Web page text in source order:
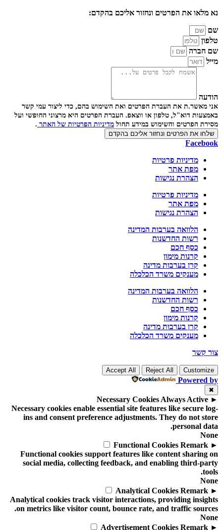
נא מלאו את הפרטים ונחזור אליכם בהקדם:
שם
טלפון
שם חברה
מייל
הודעה
אני מאשר.ת את העברת הפרטים ואת השימוש בהם, כדי ליצור עמי קשר
באמצעות דוא"ל, טלפון או ווצאפ. העברת הפרטים היא מרצוני החופשי ועל
מסירת הפרטים והשימוש במידע תחול מדיניות הפרטיות של האתר .
שלחו את הפרטים ונחזור אליכם בהקדם
Facebook
מדיניות פרטיות
מפת אתר
הצהרת נגישות
מדיניות פרטיות
מפת אתר
הצהרת נגישות
הלוואה בערבות המדינה
רשות החדשנות
כסף חכם
קרנות מימון
קרן בערבות מדינה
מענקים משרד הכלכלה
הלוואה בערבות המדינה
רשות החדשנות
כסף חכם
קרנות מימון
קרן בערבות מדינה
מענקים משרד הכלכלה
צור קשר
Customize
Reject All
Accept All
Powered by
✖
►
Necessary Cookies Always Active
Necessary cookies enable essential site features like secure log-
ins and consent preference adjustments. They do not store
personal data.
None
►
Functional Cookies Remark
Functional cookies support features like content sharing on
social media, collecting feedback, and enabling third-party
tools.
None
►
Analytical Cookies Remark
Analytical cookies track visitor interactions, providing insights
on metrics like visitor count, bounce rate, and traffic sources.
None
►
Advertisement Cookies Remark